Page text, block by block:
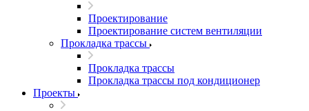
Проектирование
Проектирование систем вентиляции
Прокладка трассы
Прокладка трассы
Прокладка трассы под кондиционер
Проекты